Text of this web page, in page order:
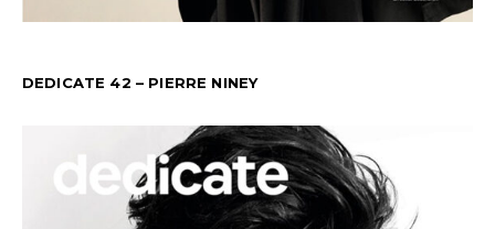
DEDICATE 42 – PIERRE NINEY